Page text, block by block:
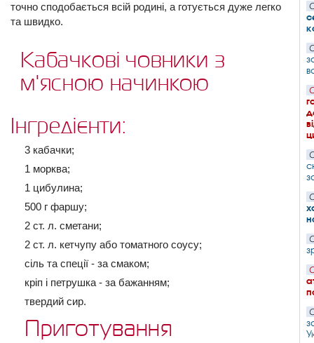
точно сподобається всій родині, а готується дуже легко
та швидко.
Кабачкові човники з
м'ясною начинкою
Інгредієнти:
3 кабачки;
1 морква;
1 цибулина;
500 г фаршу;
2 ст. л. сметани;
2 ст. л. кетчупу або томатного соусу;
сіль та спеції - за смаком;
кріп і петрушка - за бажанням;
твердий сир.
Приготування